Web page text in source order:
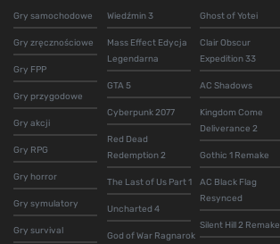
Gry samochodowe
Gry zręcznościowe
Gry FPP
Gry przygodowe
Gry akcji
Gry RPG
Gry horror
Gry symulatory
Gry survival
Wiedźmin 3
Mass Effect Edycja
Legendarna
GTA 5
Cyberpunk 2077
Red Dead
Redemption 2
The Last of Us Part 1
Uncharted 4
God of War Ragnarok
Ghost of Yotei
Clair Obscur
Expedition 33
AC Shadows
Kingdom Come
Deliverance 2
Gothic 1 Remake
AC Black Flag
Resynced
Silent Hill 2 Remake